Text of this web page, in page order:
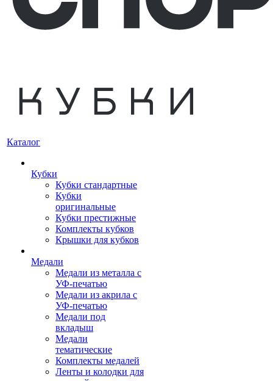
Каталог
Кубки
Кубки стандартные
Кубки
оригинальные
Кубки престижные
Комплекты кубков
Крышки для кубков
Медали
Медали из металла с
УФ-печатью
Медали из акрила с
УФ-печатью
Медали под
вкладыш
Медали
тематические
Комплекты медалей
Ленты и колодки для